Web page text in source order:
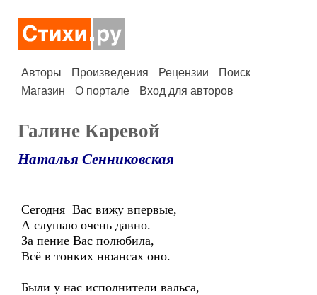
Авторы Произведения Рецензии
Поиск
Магазин
О портале Вход для авторов
Галине Каревой
Наталья Сенниковская
Сегодня Вас вижу впервые,
А слушаю очень давно.
За пение Вас полюбила,
Всё в тонких нюансах оно.
Были у нас исполнители вальса,